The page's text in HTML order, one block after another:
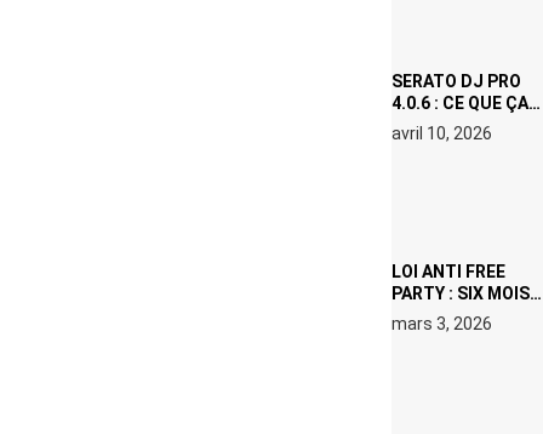
SERATO DJ PRO
4.0.6 : CE QUE ÇA
CHANGE, MÊME SI
VOUS N’ÊTES NI
avril 10, 2026
LOI ANTI FREE
PARTY : SIX MOIS
DE PRISON ET 5
000 € D’AMENDE
mars 3, 2026